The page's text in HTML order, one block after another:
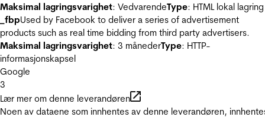
Maksimal lagringsvarighet: VedvarendeType: HTML lokal lagring
_fbpUsed by Facebook to deliver a series of advertisement
products such as real time bidding from third party advertisers.
Maksimal lagringsvarighet: 3 månederType: HTTP-
informasjonskapsel
Google
3
Lær mer om denne leverandøren
Noen av dataene som innhentes av denne leverandøren,